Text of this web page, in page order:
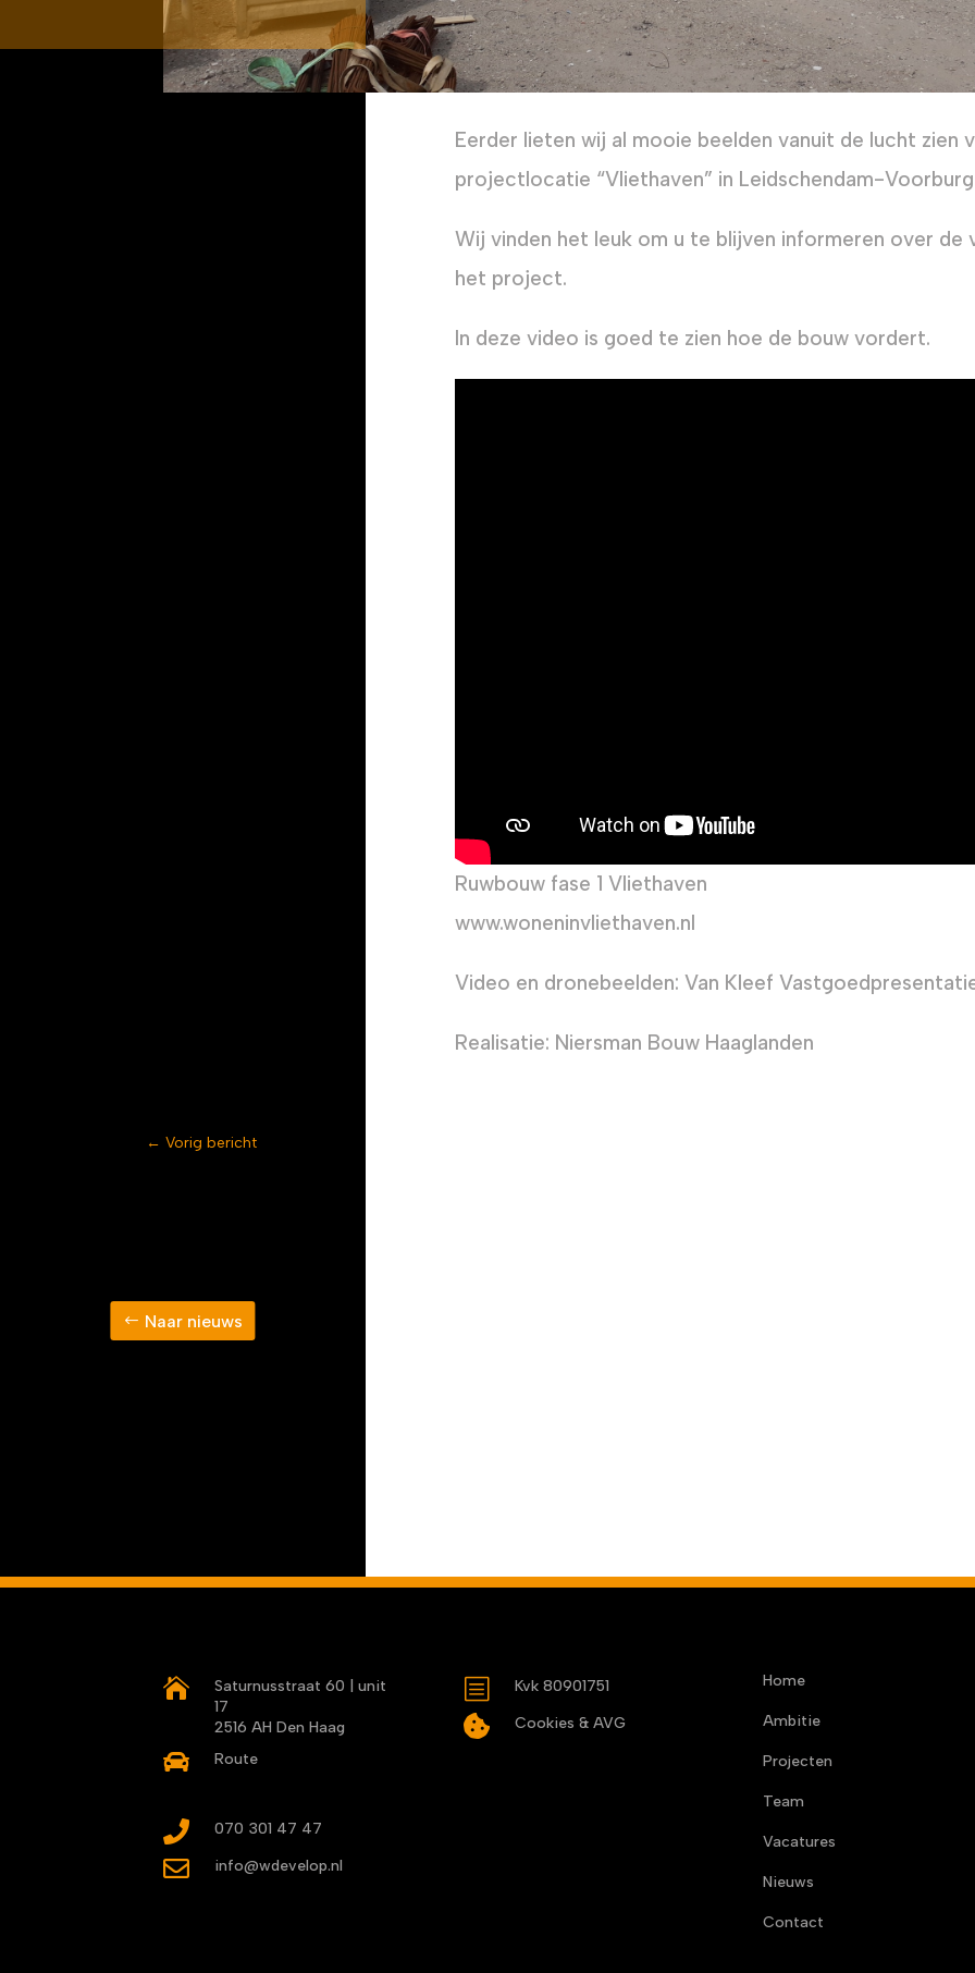
Eerder lieten wij al mooie beelden vanuit de lucht zien
projectlocatie “Vliethaven” in Leidschendam-
Wij vinden het leuk om u te blijven informeren over de
het project.
In deze video is goed te zien hoe de bouw vordert.
Ruwbouw fase 1 Vliethaven
www.woneninvliethaven.nl
Video en dronebeelden: Van Kleef
Realisatie: Niersman Bouw Haaglanden
←Vorig bericht
Naar nieuws

Saturnusstraat 60 | unit
17
2516 AH Den Haag
 Route
 070 301 47 47
 info@wdevelop.nl
b Kvk 80901751
 Cookies & AVG
Home
Ambitie
Projecten
Team
Vacatures
Nieuws
Contact